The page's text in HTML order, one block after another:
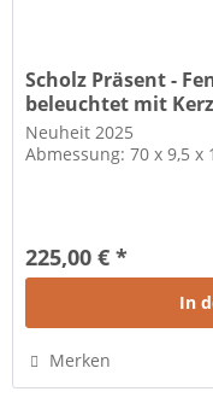
Scholz Präsent -
beleuchtet mit
vintage
Neuheit 2025
Abmessung: 70 x 9,5 x
225,00 € *
In
Merken